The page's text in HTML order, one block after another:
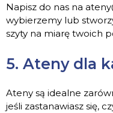
Napisz do nas na
wybierzemy lub
szyty na miarę twoich
5. Ateny dla
Ateny są idealne
jeśli zastanawiasz się,